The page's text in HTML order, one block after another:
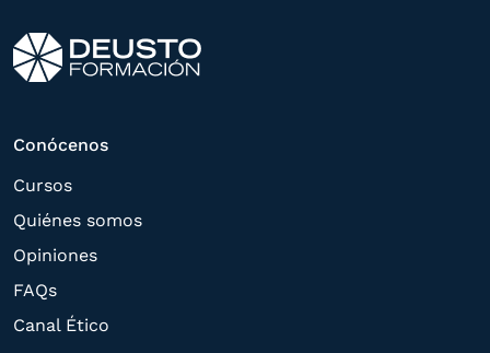
correspondiente. Compartiremos su
solicitud con las empresas que conforman
estas puedan hacerle llegar la mejor
oferta de productos y servicios de acuerdo
a su petición. Quedan reconocidos los
limitación, tal y como se explica en la
Política de Privacidad
Conócenos
Cursos
Quiénes somos
Opiniones
FAQs
Canal Ético